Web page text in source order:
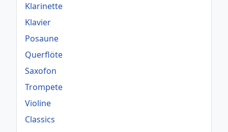
Klarinette
Klavier
Posaune
Querflöte
Saxofon
Trompete
Violine
Classics